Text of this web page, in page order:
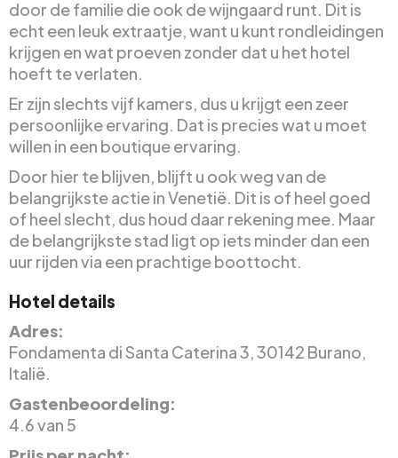
door de familie die ook de wijngaard runt. Dit is
echt een leuk extraatje, want u kunt rondleidingen
krijgen en wat proeven zonder dat u het hotel
hoeft te verlaten.
Er zijn slechts vijf kamers, dus u krijgt een zeer
persoonlijke ervaring. Dat is precies wat u moet
willen in een boutique ervaring.
Door hier te blijven, blijft u ook weg van de
belangrijkste actie in Venetië. Dit is of heel goed
of heel slecht, dus houd daar rekening mee. Maar
de belangrijkste stad ligt op iets minder dan een
uur rijden via een prachtige boottocht.
Hotel details
Adres:
Fondamenta di Santa Caterina 3, 30142 Burano,
Italië.
Gastenbeoordeling:
4.6 van 5